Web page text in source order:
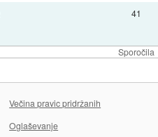
Sporočila
41
Večina pravic pridržanih
Oglaševanje